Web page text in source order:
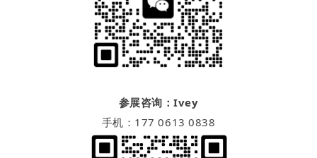
参展咨询：Ivey
手机：177 0613 0838